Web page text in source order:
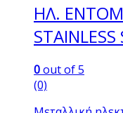
ΗΛ.
STAINLESS
0out of 5
(0)